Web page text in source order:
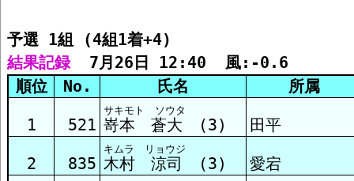
予選 1組 (4組1着+4)
結果記録
  7月26日 12:40  風:-0.6
順位
No. 氏名 所属
1 521
サキモト ソウタ
嵜本 蒼大 (3) 田平
2 835
キムラ リョウジ
木村 涼司 (3) 愛宕